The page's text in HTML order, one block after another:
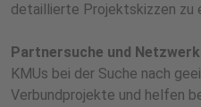
detaillierte Projektskizzen zu
Partnersuche und
KMUs bei der Suche nach
Verbundprojekte und helfen